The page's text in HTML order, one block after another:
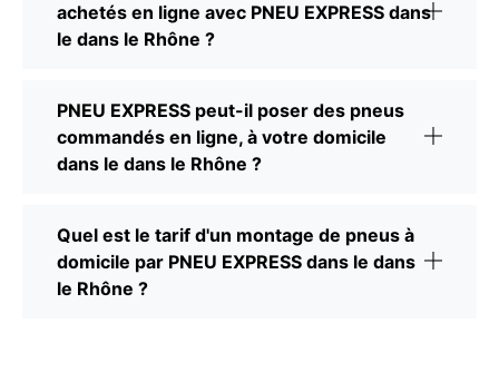
achetés en ligne avec PNEU EXPRESS dans
le dans le Rhône ?
PNEU EXPRESS peut-il poser des pneus
commandés en ligne, à votre domicile
dans le dans le Rhône ?
Quel est le tarif d'un montage de pneus à
domicile par PNEU EXPRESS dans le dans
le Rhône ?